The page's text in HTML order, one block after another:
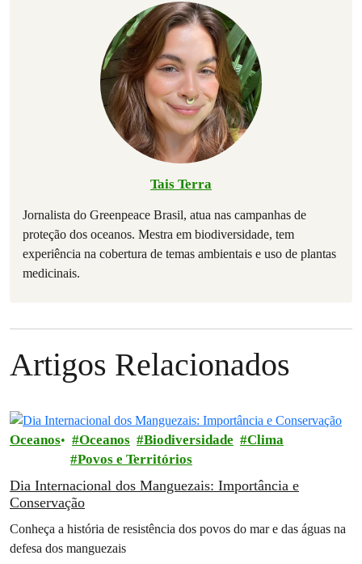
Tais Terra
Jornalista do Greenpeace Brasil, atua nas campanhas de
proteção dos oceanos. Mestra em biodiversidade, tem
experiência na cobertura de temas ambientais e uso de plantas
medicinais.
Artigos Relacionados
Oceanos Oceanos Biodiversidade
Clima
Povos e Territórios
Dia Internacional dos Manguezais: Importância e
Conservação
Conheça a história de resistência dos povos do mar e das águas na
defesa dos manguezais